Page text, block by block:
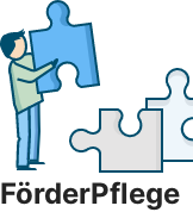
FörderPflege